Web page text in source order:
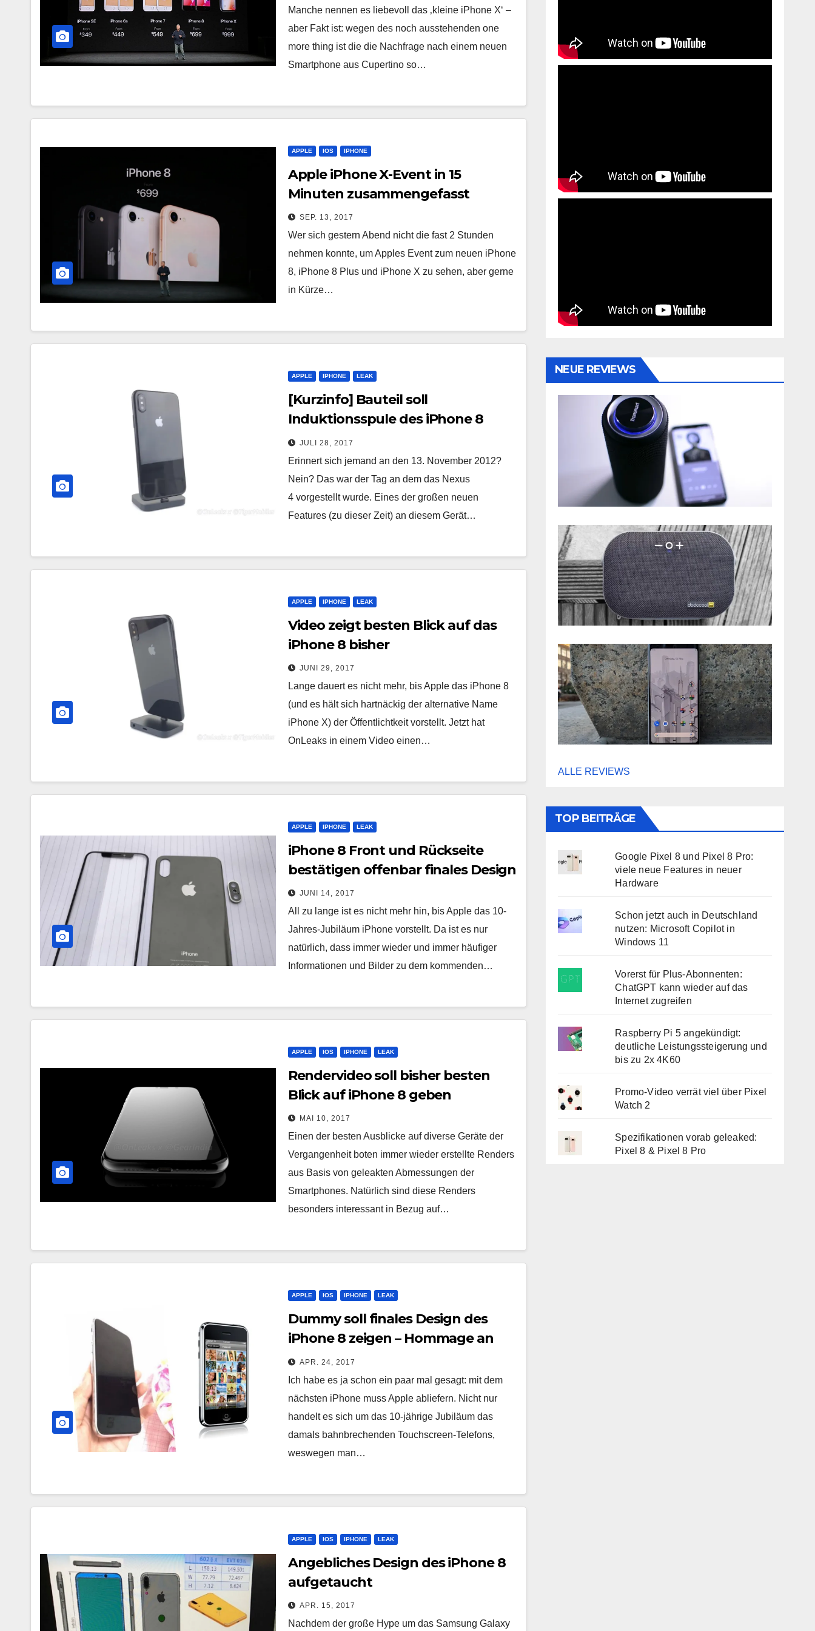
Manche nennen es liebevoll das ‚kleine iPhone X‘ –
aber Fakt ist: wegen des noch ausstehenden one
more thing ist die die Nachfrage nach einem neuen
Smartphone aus Cupertino so…
APPLE IOS IPHONE
Apple iPhone X-Event in 15
Minuten zusammengefasst
SEP. 13, 2017
Wer sich gestern Abend nicht die fast 2 Stunden
nehmen konnte, um Apples Event zum neuen iPhone
8, iPhone 8 Plus und iPhone X zu sehen, aber gerne
in Kürze…
APPLE IPHONE LEAK
[Kurzinfo] Bauteil soll
Induktionsspule des iPhone 8
zeigen
JULI 28, 2017
Erinnert sich jemand an den 13. November 2012?
Nein? Das war der Tag an dem das Nexus
4 vorgestellt wurde. Eines der großen neuen
Features (zu dieser Zeit) an diesem Gerät…
APPLE IPHONE LEAK
Video zeigt besten Blick auf das
iPhone 8 bisher
JUNI 29, 2017
Lange dauert es nicht mehr, bis Apple das iPhone 8
(und es hält sich hartnäckig der alternative Name
iPhone X) der Öffentlichtkeit vorstellt. Jetzt hat
OnLeaks in einem Video einen…
APPLE IPHONE LEAK
iPhone 8 Front und Rückseite
bestätigen offenbar finales Design
JUNI 14, 2017
All zu lange ist es nicht mehr hin, bis Apple das 10-
Jahres-Jubiläum iPhone vorstellt. Da ist es nur
natürlich, dass immer wieder und immer häufiger
Informationen und Bilder zu dem kommenden…
APPLE IOS IPHONE LEAK
Rendervideo soll bisher besten
Blick auf iPhone 8 geben
MAI 10, 2017
Einen der besten Ausblicke auf diverse Geräte der
Vergangenheit boten immer wieder erstellte Renders
aus Basis von geleakten Abmessungen der
Smartphones. Natürlich sind diese Renders
besonders interessant in Bezug auf…
APPLE IOS IPHONE LEAK
Dummy soll finales Design des
iPhone 8 zeigen – Hommage an
das Original
APR. 24, 2017
Ich habe es ja schon ein paar mal gesagt: mit dem
nächsten iPhone muss Apple abliefern. Nicht nur
handelt es sich um das 10-jährige Jubiläum das
damals bahnbrechenden Touchscreen-Telefons,
weswegen man…
APPLE IOS IPHONE LEAK
Angebliches Design des iPhone 8
aufgetaucht
APR. 15, 2017
Nachdem der große Hype um das Samsung Galaxy
NEUE REVIEWS
ALLE REVIEWS
TOP BEITRÄGE
Google Pixel 8 und Pixel 8 Pro:
viele neue Features in neuer
Hardware
Schon jetzt auch in Deutschland
nutzen: Microsoft Copilot in
Windows 11
Vorerst für Plus-Abonnenten:
ChatGPT kann wieder auf das
Internet zugreifen
Raspberry Pi 5 angekündigt:
deutliche Leistungssteigerung und
bis zu 2x 4K60
Promo-Video verrät viel über Pixel
Watch 2
Spezifikationen vorab geleaked:
Pixel 8 & Pixel 8 Pro